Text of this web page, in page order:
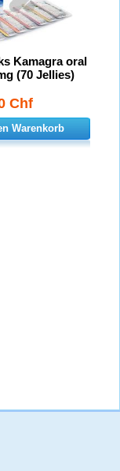
Kamagra oral
(70 Jellies)
Chf
Warenkorb